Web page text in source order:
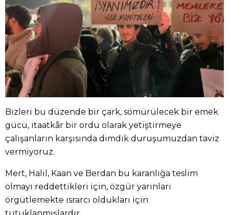
Bizleri bu düzende bir çark, sömürülecek bir emek
gücü, itaatkâr bir ordu olarak yetiştirmeye
çalışanların karşısında dimdik duruşumuzdan taviz
vermiyoruz.
Mert, Halil, Kaan ve Berdan bu karanlığa teslim
olmayı reddettikleri için, özgür yarınları
örgütlemekte ısrarcı oldukları için